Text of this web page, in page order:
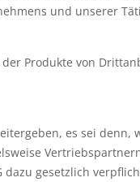
und unserer
Produkte von
es sei denn,
dazu gesetzlich